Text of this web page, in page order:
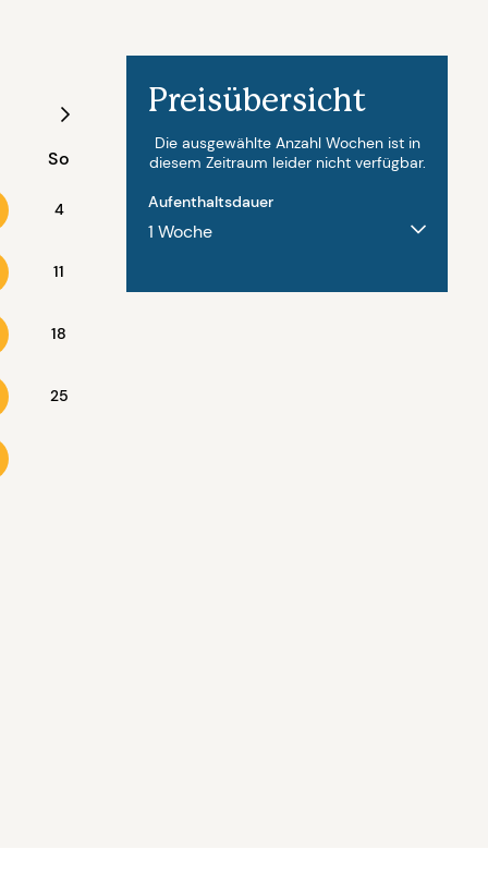
So
4
11
18
25
August - 2027
Mo Di Mi Do
Preisübersicht
Die ausgewählte Anzahl Wochen ist in
diesem Zeitraum leider nicht verfügbar.
Aufenthaltsdauer